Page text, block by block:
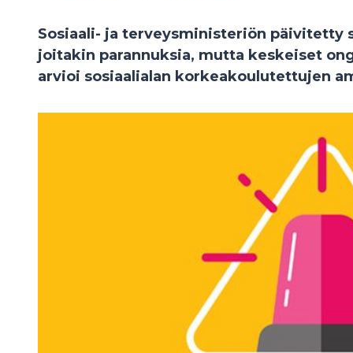
Sosiaali- ja terveysministeriön päivitetty
joitakin parannuksia, mutta keskeiset
arvioi sosiaalialan korkeakoulutettujen